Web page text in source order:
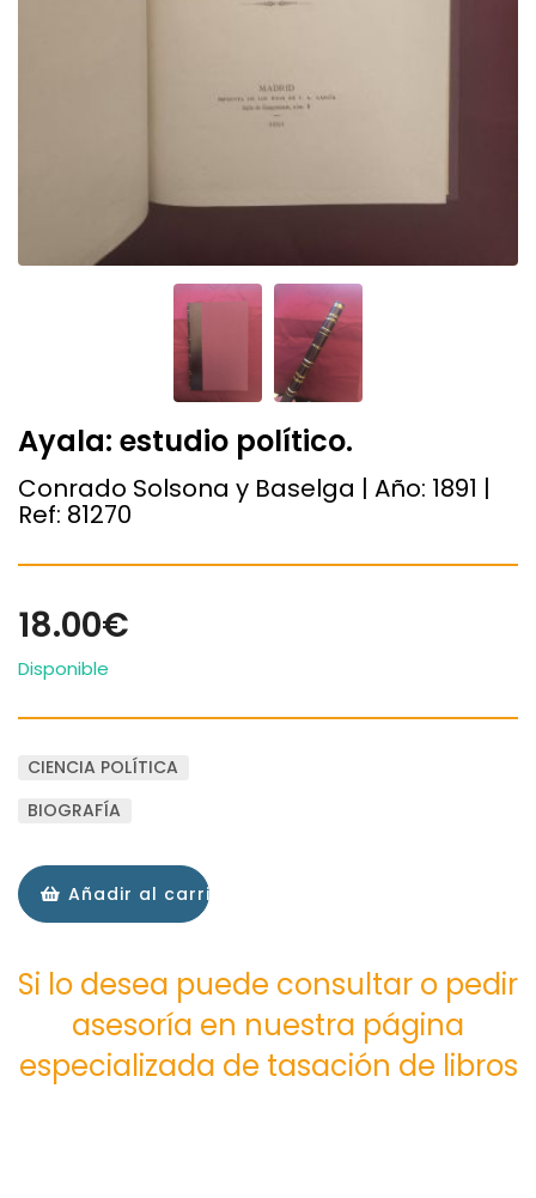
Ayala: estudio político.
Conrado Solsona y Baselga | Año: 1891 |
Ref: 81270
18.00€
Disponible
CIENCIA POLÍTICA
BIOGRAFÍA
Añadir al carrito
Si lo desea puede consultar o pedir
asesoría en nuestra página
especializada de tasación de libros